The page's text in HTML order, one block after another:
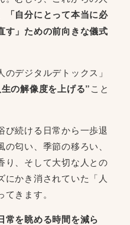
「自分にとって本当に必
す」ための前向きな儀式
デジタルデトックス」
の解像度を上げる”こと
び続ける日常から一歩退
匂い、季節の移ろい、
り、そして大切な人との
にかき消されていた「人
きます。
常を眺める時間を減ら